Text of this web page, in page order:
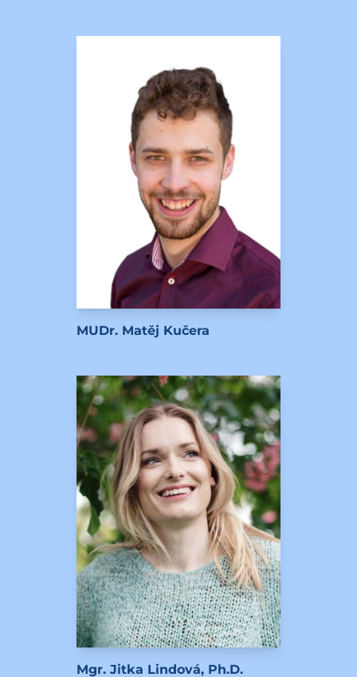
MUDr. Matěj Kučera
Mgr. Jitka Lindová, Ph.D.